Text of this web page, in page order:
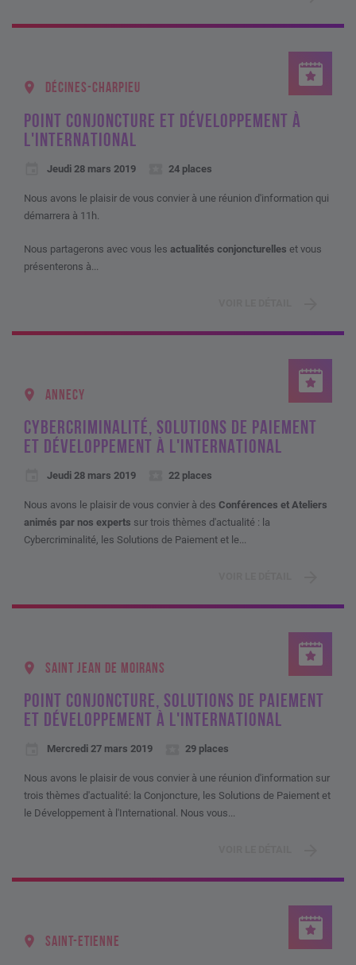
DÉCINES-CHARPIEU
POINT CONJONCTURE ET DÉVELOPPEMENT À
L'INTERNATIONAL
Jeudi 28 mars 2019 24 places
Nous avons le plaisir de vous convier à une réunion d'information qui
démarrera à 11h.
Nous partagerons avec vous les actualités conjoncturelles et vous
présenterons à...
ANNECY
CYBERCRIMINALITÉ, SOLUTIONS DE PAIEMENT
ET DÉVELOPPEMENT À L'INTERNATIONAL
Jeudi 28 mars 2019 22 places
Nous avons le plaisir de vous convier à des Conférences et Ateliers
animés par nos experts sur trois thèmes d'actualité : la
Cybercriminalité, les Solutions de Paiement et le...
SAINT JEAN DE MOIRANS
POINT CONJONCTURE, SOLUTIONS DE PAIEMENT
ET DÉVELOPPEMENT À L'INTERNATIONAL
Mercredi 27 mars 2019 29 places
Nous avons le plaisir de vous convier à une réunion d'information sur
trois thèmes d'actualité: la Conjoncture, les Solutions de Paiement et
le Développement à l'International. Nous vous...
SAINT-ETIENNE